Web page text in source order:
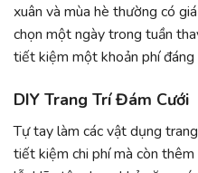
xuân và mùa hè thường có
chọn một ngày trong tuần
tiết kiệm một khoản phí đáng
DIY Trang Trí Đám Cưới
Tự tay làm các vật dụng
tiết kiệm chi phí mà còn thêm